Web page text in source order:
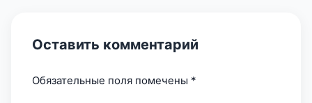
Оставить комментарий
Обязательные поля помечены *